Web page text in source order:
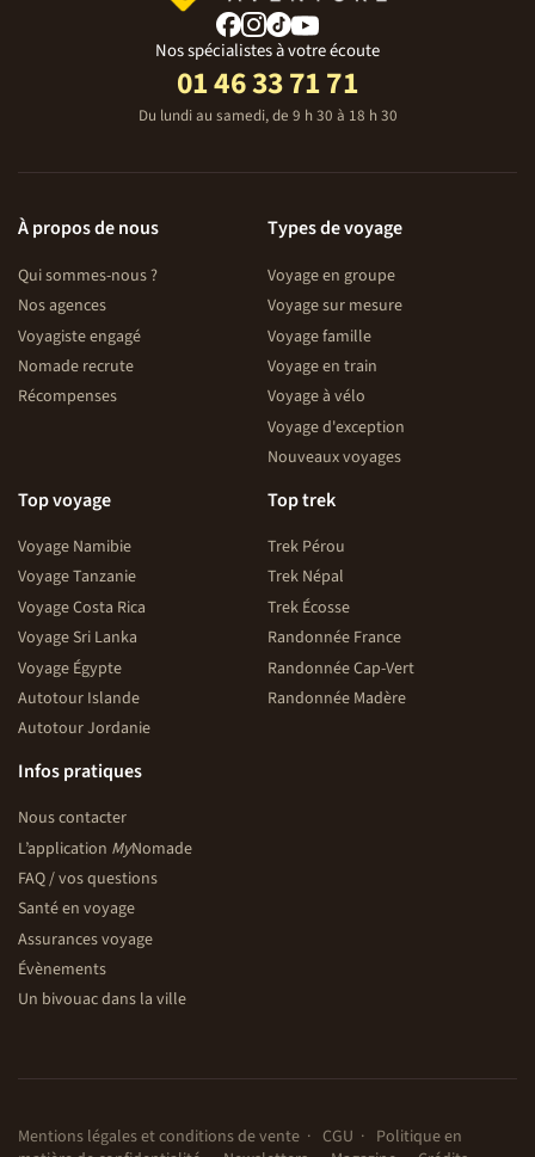
Nos spécialistes à votre écoute
01 46 33 71 71
Du lundi au samedi, de 9 h 30 à 18 h 30
À propos de nous
Qui sommes-nous ?
Nos agences
Voyagiste engagé
Nomade recrute
Récompenses
Types de voyage
Voyage en groupe
Voyage sur mesure
Voyage famille
Voyage en train
Voyage à vélo
Voyage d'exception
Nouveaux voyages
Top voyage
Voyage Namibie
Voyage Tanzanie
Voyage Costa Rica
Voyage Sri Lanka
Voyage Égypte
Autotour Islande
Autotour Jordanie
Top trek
Trek Pérou
Trek Népal
Trek Écosse
Randonnée France
Randonnée Cap-Vert
Randonnée Madère
Infos pratiques
Nous contacter
L’application MyNomade
FAQ / vos questions
Santé en voyage
Assurances voyage
Évènements
Un bivouac dans la ville
Mentions légales et conditions de vente CGU
Politique en